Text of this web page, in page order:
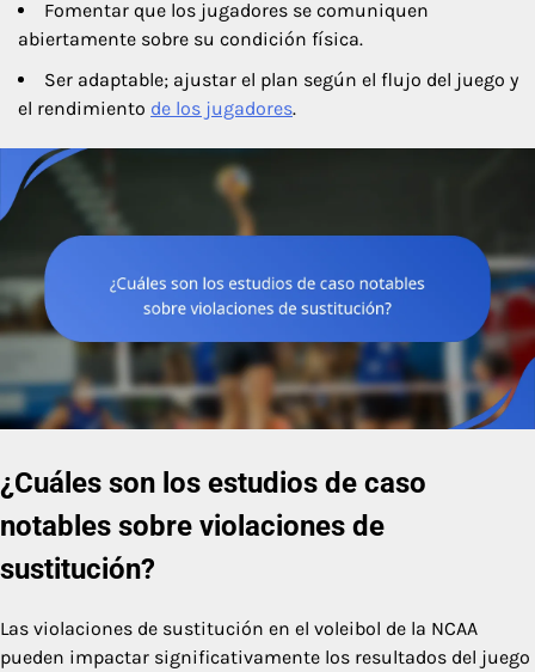
Fomentar que los jugadores se comuniquen
abiertamente sobre su condición física.
Ser adaptable; ajustar el plan según el flujo del juego y
el rendimiento de los jugadores.
¿Cuáles son los estudios de caso
notables sobre violaciones de
sustitución?
Las violaciones de sustitución en el voleibol de la NCAA
pueden impactar significativamente los resultados del juego